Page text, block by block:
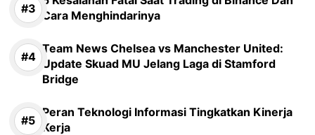
Cara Menghindarinya
Team News Chelsea vs Manchester United:
Update Skuad MU Jelang Laga di Stamford
Bridge
Peran Teknologi Informasi Tingkatkan Kinerja
Kerja